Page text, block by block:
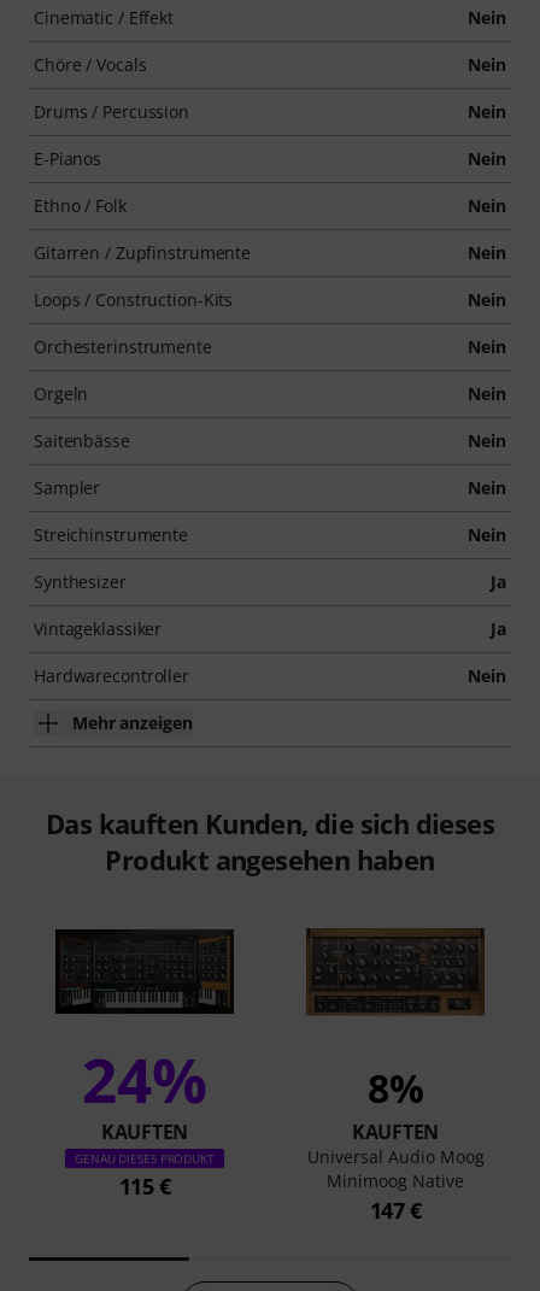
Cinematic / Effekt Nein
Chöre / Vocals Nein
Drums / Percussion Nein
E-Pianos Nein
Ethno / Folk Nein
Gitarren / Zupfinstrumente Nein
Loops / Construction-Kits Nein
Orchesterinstrumente Nein
Orgeln Nein
Saitenbässe Nein
Sampler Nein
Streichinstrumente Nein
Synthesizer Ja
Vintageklassiker Ja
Hardwarecontroller Nein
Mehr anzeigen
Das kauften Kunden, die sich dieses
Produkt angesehen haben
24%
KAUFTEN
GENAU DIESES PRODUKT
115 €
8%
KAUFTEN
Universal Audio Moog
Minimoog Native
147 €